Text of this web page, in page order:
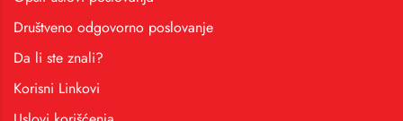
Društveno odgovorno poslovanje
Da li ste znali?
Korisni Linkovi